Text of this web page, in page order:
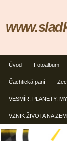
Úvod Fotoalbum
Čachtická paní
VESMÍR, PLANETY,
VZNIK ŽIVOTA NA